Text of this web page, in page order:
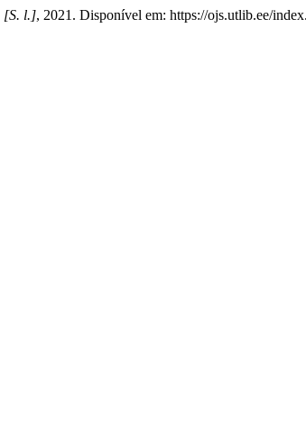
[S. l.], 2021. Disponível em: https://ojs.utlib.ee/